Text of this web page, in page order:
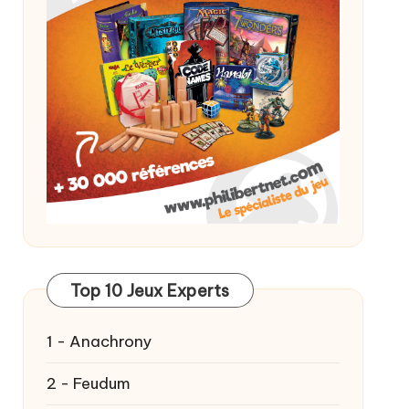
Top 10 Jeux Experts
1 - Anachrony
2 - Feudum